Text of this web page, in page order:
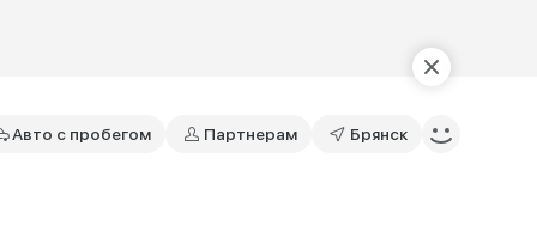
Авто с пробегом Партнерам Брянск